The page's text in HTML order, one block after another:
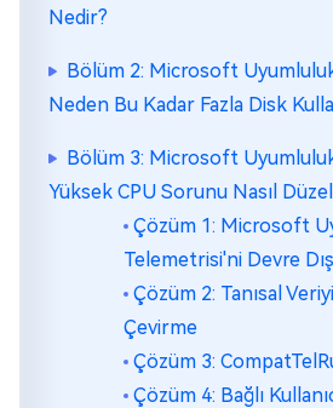
Nedir?
Bölüm 2: Microsoft
Neden Bu Kadar Fazla Disk
Bölüm 3: Microsoft
Yüksek CPU Sorunu Nasıl
Çözüm 1: Microsoft
Telemetrisi'ni Devre
Çözüm 2: Tanısal
Çevirme
Çözüm 3:
Çözüm 4: Bağlı